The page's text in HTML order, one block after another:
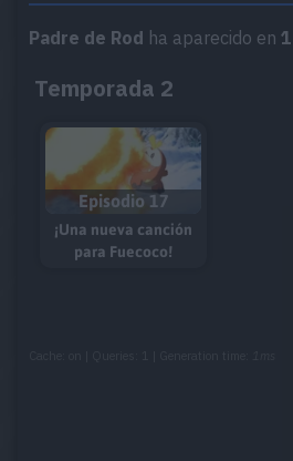
Padre de Rod ha aparecido en
Temporada 2
Episodio 17
¡Una nueva canción
para Fuecoco!